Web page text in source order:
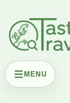
MENU